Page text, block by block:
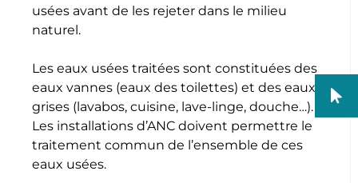
usées avant de les rejeter dans le milieu
naturel.
Les eaux usées traitées sont constituées des
eaux vannes (eaux des toilettes) et des eaux
grises (lavabos, cuisine, lave-linge, douche…).
Les installations d’ANC doivent permettre le
traitement commun de l’ensemble de ces
eaux usées.